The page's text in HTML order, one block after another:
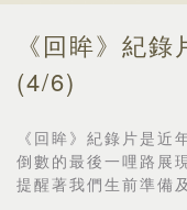
《回眸》紀
(4/6)
《回眸》紀錄片是近
倒數的最後一哩路展
提醒著我們生前準備